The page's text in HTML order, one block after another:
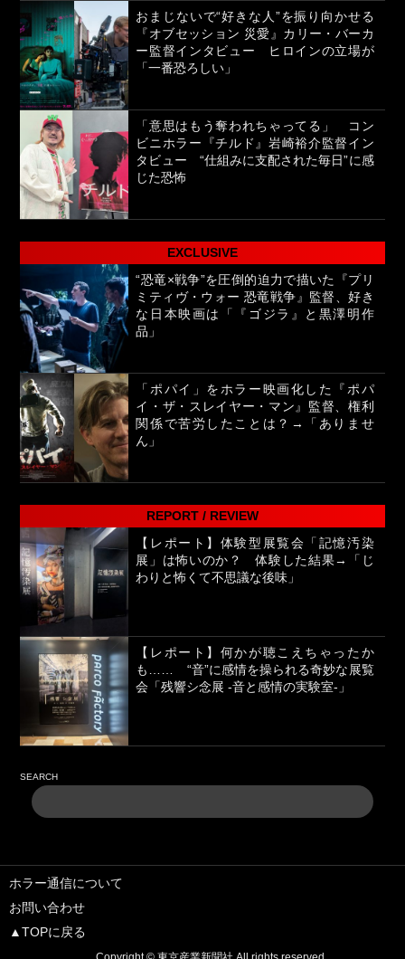
おまじないで“好きな人”を振り向かせる
『オブセッション 災愛』カリー・バーカ
ー監督インタビュー ヒロインの立場が
「一番恐ろしい」
「意思はもう奪われちゃってる」 コン
ビニホラー『チルド』岩崎裕介監督イン
タビュー “仕組みに支配された毎日”に感
じた恐怖
EXCLUSIVE
“恐竜×戦争”を圧倒的迫力で描いた『プリ
ミティヴ・ウォー 恐竜戦争』監督、好き
な日本映画は「『ゴジラ』と黒澤明作
品」
「ポパイ」をホラー映画化した『ポパ
イ・ザ・スレイヤー・マン』監督、権利
関係で苦労したことは？→「ありませ
ん」
REPORT / REVIEW
【レポート】体験型展覧会「記憶汚染
展」は怖いのか？ 体験した結果→「じ
わりと怖くて不思議な後味」
【レポート】何かが聴こえちゃったか
も…… “音”に感情を操られる奇妙な展覧
会「残響シ念展 -⾳と感情の実験室-」
SEARCH
ホラー通信について
お問い合わせ
▲TOPに戻る